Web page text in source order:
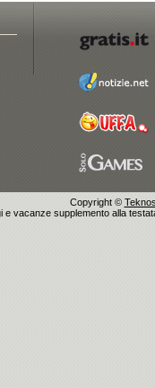
Copyright ©
e vacanze supplemento alla